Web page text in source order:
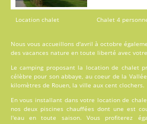
Location chalet Chalet 4
Nous vous accueillons d'avril à octobre
des vacances nature en toute liberté avec
Le camping proposant la location de chalet
célèbre pour son abbaye, au coeur de la
kilomètres de Rouen, la ville aux cent clochers.
En vous installant dans votre location de
nos deux piscineschauffées dont une est
l'eau en toute saison. Vous profiterez